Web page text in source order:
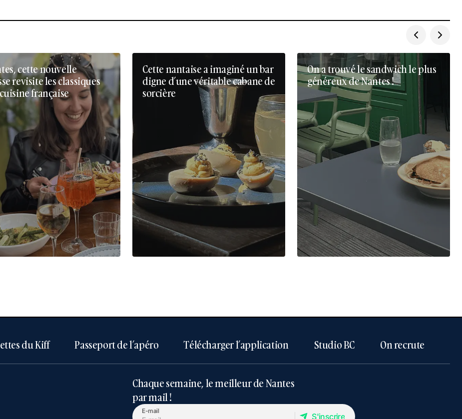
cette nouvelle
revisite les classiques
française
Cette nantaise a imaginé un bar
digne d’une véritable cabane de
sorcière
On a trouvé le sandwich le plus
généreux de Nantes !
du Kiff Passeport de l’apéro Télécharger l’application Studio BC On recrute
Chaque semaine, le meilleur de Nantes
par mail !
E-mail
S'inscrire